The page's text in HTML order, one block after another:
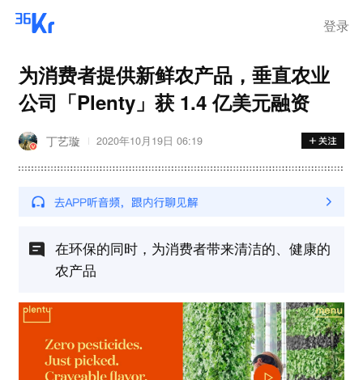
登录
为消费者提供新鲜农产品，垂直农业
公司「Plenty」获 1.4 亿美元融资
丁艺璇 2020年10月19日 06:19
在环保的同时，为消费者带来清洁的、健康的
农产品